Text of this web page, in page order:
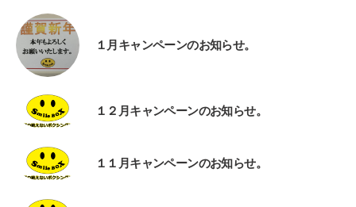
１月キャンペーンのお知らせ。
１２月キャンペーンのお知らせ。
１１月キャンペーンのお知らせ。